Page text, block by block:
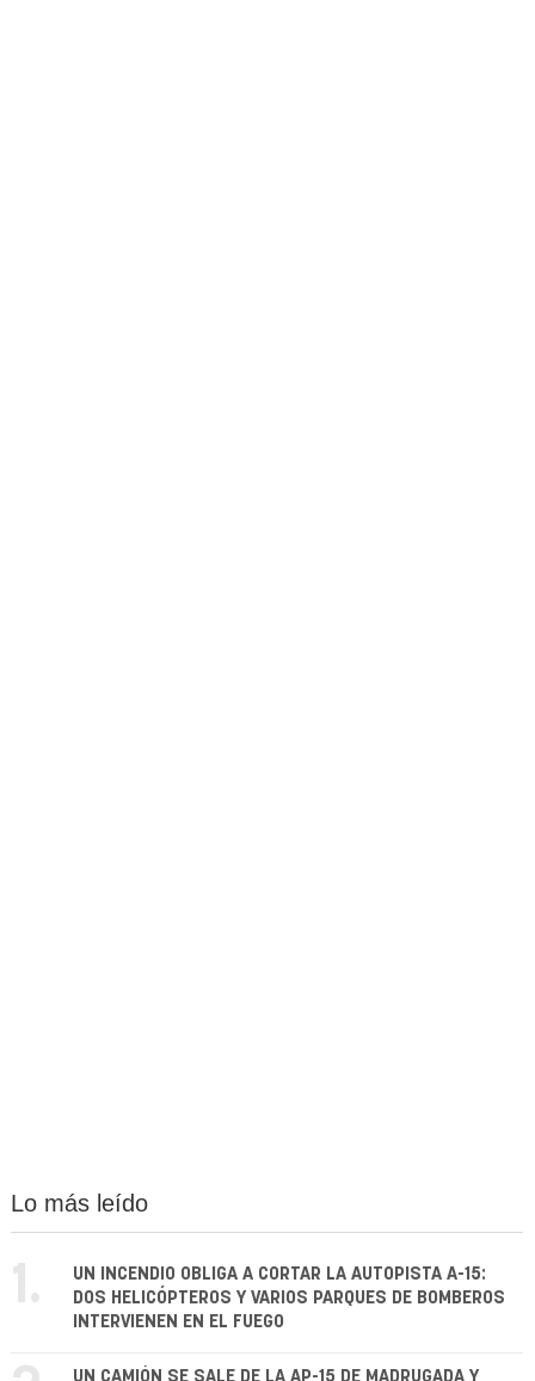
Lo más leído
1.
UN INCENDIO OBLIGA A CORTAR LA AUTOPISTA A-15:
DOS HELICÓPTEROS Y VARIOS PARQUES DE BOMBEROS
INTERVIENEN EN EL FUEGO
UN CAMIÓN SE SALE DE LA AP-15 DE MADRUGADA Y